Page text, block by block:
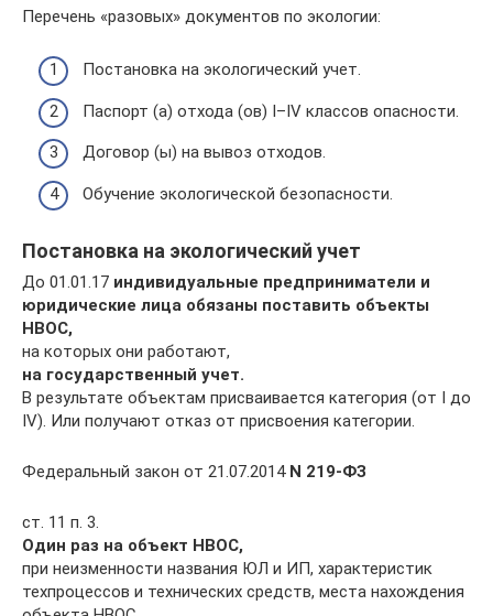
Перечень «разовых» документов по экологии:
Постановка на экологический учет.
Паспорт (а) отхода (ов) I–IV классов опасности.
Договор (ы) на вывоз отходов.
Обучение экологической безопасности.
Постановка на экологический учет
До 01.01.17 индивидуальные предприниматели и
юридические лица обязаны поставить объекты
НВОС,
на которых они работают,
на государственный учет.
В результате объектам присваивается категория (от I до
IV). Или получают отказ от присвоения категории.
Федеральный закон от 21.07.2014 N 219-ФЗ
ст. 11 п. 3.
Один раз на объект НВОС,
при неизменности названия ЮЛ и ИП, характеристик
техпроцессов и технических средств, места нахождения